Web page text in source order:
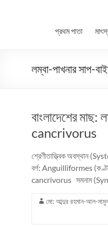
প্রথম পাতা
লম্বা-পাখনার সাপ-
বাংলাদেশের
cancrivorus
শ্রেণীতাত্ত্বিক অবস্থান
বর্গ: Anguilliformes
cancrivorus সমনাম
মো: আব্দুর রহমান-আল-মামুন